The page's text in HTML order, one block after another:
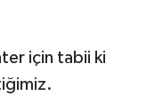
için tabii ki